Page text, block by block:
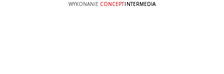
WYKONANIE CONCEPTINTERMEDIA